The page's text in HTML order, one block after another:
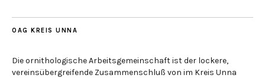
OAG KREIS UNNA
Die ornithologische Arbeitsgemeinschaft ist der lockere,
vereinsübergreifende Zusammenschluß von im Kreis Unna